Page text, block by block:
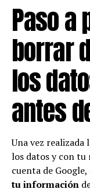
Paso a
borrar
los
antes
Una vez realizada
los datos y con tu
cuenta de Google,
tu información